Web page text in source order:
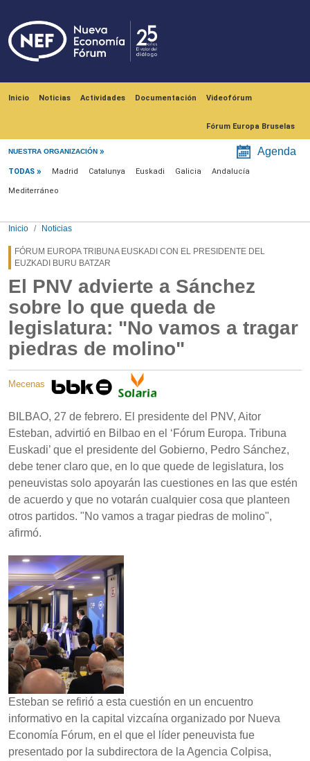
Inicio Noticias Actividades Documentación Videofórum
Fórum Europa Bruselas
NUESTRA ORGANIZACIÓN Agenda
Menú noticias
TODAS Madrid Catalunya Euskadi Galicia Andalucía
Mediterráneo
Inicio Noticias
FÓRUM EUROPA TRIBUNA EUSKADI CON EL PRESIDENTE DEL
EUZKADI BURU BATZAR
El PNV advierte a Sánchez
sobre lo que queda de
legislatura: "No vamos a tragar
piedras de molino"
Mecenas
BILBAO, 27 de febrero. El presidente del PNV, Aitor
Esteban, advirtió en Bilbao en el ‘Fórum Europa. Tribuna
Euskadi’ que el presidente del Gobierno, Pedro Sánchez,
debe tener claro que, en lo que quede de legislatura, los
peneuvistas solo apoyarán las cuestiones en las que estén
de acuerdo y que no votarán cualquier cosa que planteen
otros partidos. "No vamos a tragar piedras de molino",
afirmó.
Esteban se refirió a esta cuestión en un encuentro
informativo en la capital vizcaína organizado por Nueva
Economía Fórum, en el que el líder peneuvista fue
presentado por la subdirectora de la Agencia Colpisa,